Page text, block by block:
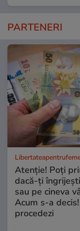
PARTENERI
Atenție! Poți
dacă-ți
sau pe cineva
Acum s-a
procedezi